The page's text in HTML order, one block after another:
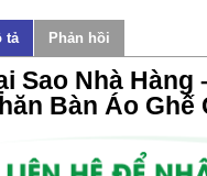
tả Phản hồi
Sao Nhà
Bàn Áo Ghế